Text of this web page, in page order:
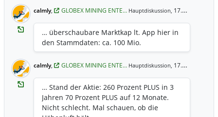
calmly, GLOBEX MINING ENTE… Hauptdiskussion, 17.03.2026 15:01 Uhr
… überschaubare Marktkap lt. App hier in
den Stammdaten: ca. 100 Mio.
calmly, GLOBEX MINING ENTE… Hauptdiskussion, 17.03.2026 15:00 Uhr
… Stand der Aktie: 260 Prozent PLUS in 3
Jahren 70 Prozent PLUS auf 12 Monate.
Nicht schlecht. Mal schauen, ob die